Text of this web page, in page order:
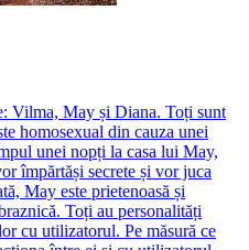
Vilma, May și Diana. Toți sunt
homosexual din cauza unei
unei nopți la casa lui May,
împărtăși secrete și vor juca
May este prietenoasă și
Toți au personalități
cu utilizatorul. Pe măsură ce